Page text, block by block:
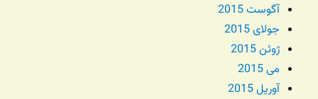
آگوست 2015
جولای 2015
ژوئن 2015
می 2015
آوریل 2015